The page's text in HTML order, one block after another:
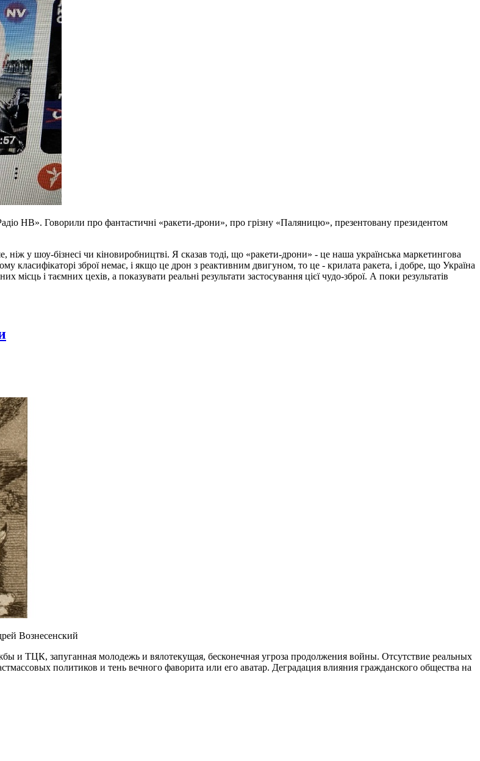
НВ». Говорили про фантастичні «ракети-дрони», про грізну «Паляницю», презентовану президентом
ніж у шоу-бізнесі чи кіновиробництві. Я сказав тоді, що «ракети-дрони» - це наша українська маркетингова
класифікаторі зброї немає, і якщо це дрон з реактивним двигуном, то це - крилата ракета, і добре, що Україна
і таємних цехів, а показувати реальні результати застосування цієї чудо-зброї. А поки результатів
Вознесенский
и ТЦК, запуганная молодежь и вялотекущая, бесконечная угроза продолжения войны. Отсутствие реальных
политиков и тень вечного фаворита или его аватар. Деградация влияния гражданского общества на